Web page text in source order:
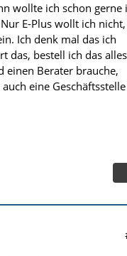
wollte ich schon gerne
E-Plus wollt ich nicht,
Ich denk mal das ich
das, bestell ich das alles
einen Berater brauche,
eine Geschäftsstelle